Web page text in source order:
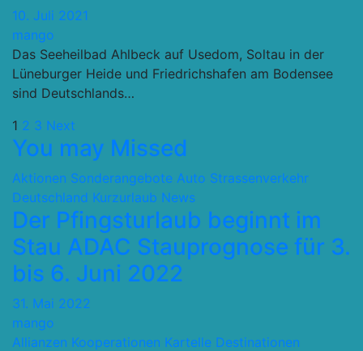
10. Juli 2021
mango
Das Seeheilbad Ahlbeck auf Usedom, Soltau in der
Lüneburger Heide und Friedrichshafen am Bodensee
sind Deutschlands…
Seitennummerierung
der
Beiträge
1 2 3 Next
You may Missed
Aktionen Sonderangebote Auto Strassenverkehr
Deutschland Kurzurlaub News
Der Pfingsturlaub beginnt im
Stau ADAC Stauprognose für 3.
bis 6. Juni 2022
31. Mai 2022
mango
Allianzen Kooperationen Kartelle Destinationen